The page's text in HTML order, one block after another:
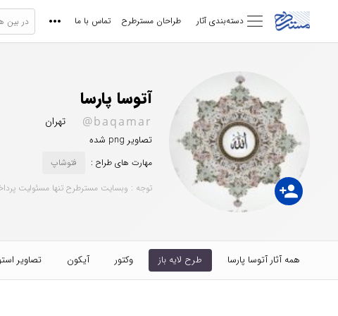
دسته‌بندی آثار طراحان مسترطرح تماس با ما
person_add
آتوسا پارسا
@baqamar تهران
تصاویر png شده
مهارت های طراح :
فتوشاپ
توجه : وبسایت مسترطرح تنها مسئولیت
همه آثار آتوسا پارسا طرح لایه باز وکتور آیکون تصاویر